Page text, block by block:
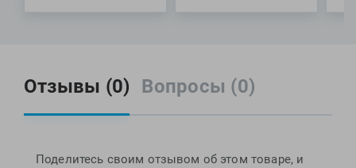
Отзывы (0) Вопросы (0)
Поделитесь своим отзывом об этом товаре, и